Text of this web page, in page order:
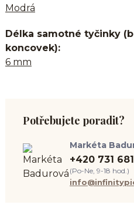
Modrá
Délka samotné tyčinky
koncovek)
6 mm
Potřebujete poradit?
Markéta
+420 731
(Po-Ne, 9-18 hod.)